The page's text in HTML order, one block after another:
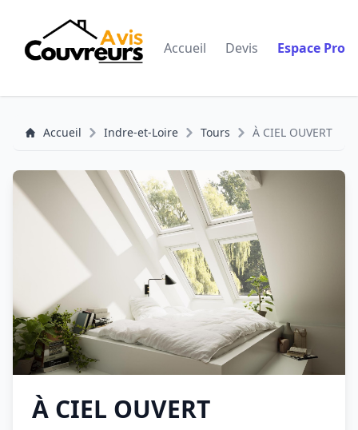
Accueil Devis Espace Pro
Accueil Indre-et-Loire Tours À CIEL OUVERT
À CIEL OUVERT